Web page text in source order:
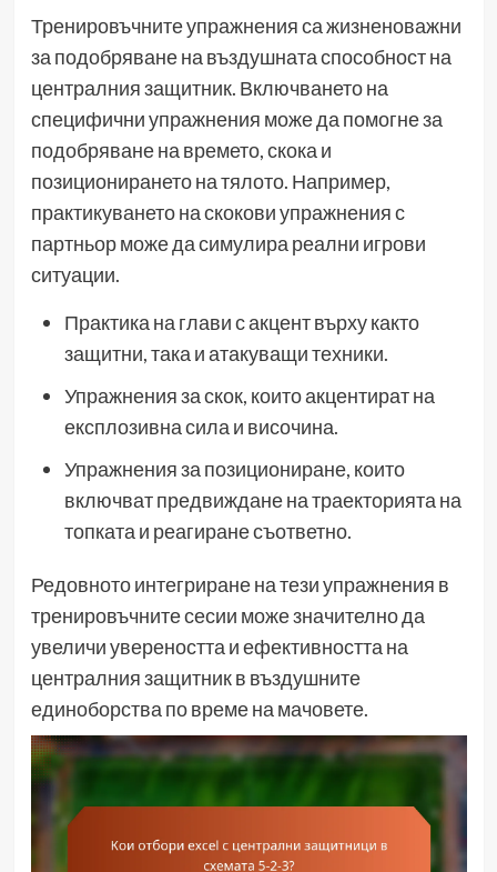
Тренировъчните упражнения са жизненоважни
за подобряване на въздушната способност на
централния защитник. Включването на
специфични упражнения може да помогне за
подобряване на времето, скока и
позиционирането на тялото. Например,
практикуването на скокови упражнения с
партньор може да симулира реални игрови
ситуации.
Практика на глави с акцент върху както
защитни, така и атакуващи техники.
Упражнения за скок, които акцентират на
експлозивна сила и височина.
Упражнения за позициониране, които
включват предвиждане на траекторията на
топката и реагиране съответно.
Редовното интегриране на тези упражнения в
тренировъчните сесии може значително да
увеличи увереността и ефективността на
централния защитник в въздушните
единоборства по време на мачовете.